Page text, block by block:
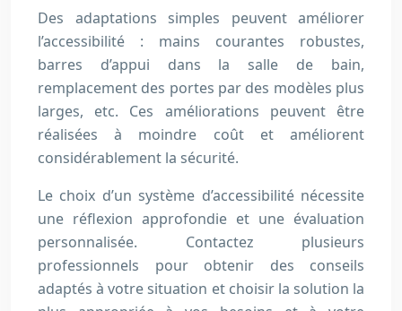
Des adaptations simples peuvent améliorer
l’accessibilité : mains courantes robustes,
barres d’appui dans la salle de bain,
remplacement des portes par des modèles plus
larges, etc. Ces améliorations peuvent être
réalisées à moindre coût et améliorent
considérablement la sécurité.
Le choix d’un système d’accessibilité nécessite
une réflexion approfondie et une évaluation
personnalisée. Contactez plusieurs
professionnels pour obtenir des conseils
adaptés à votre situation et choisir la solution la